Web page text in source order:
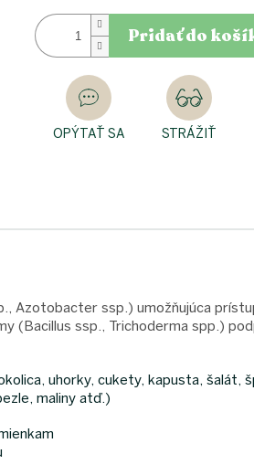
Pridať do
OPÝTAŤ SA STRÁŽIŤ
Azotobacter ssp.) umožňujúca
(Bacillus ssp., Trichoderma spp.)
uhorky, cukety, kapusta, šalát,
maliny atď.)